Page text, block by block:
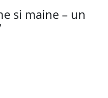
si maine – un